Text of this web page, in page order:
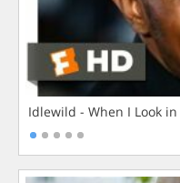
Idlewild - When I Look in